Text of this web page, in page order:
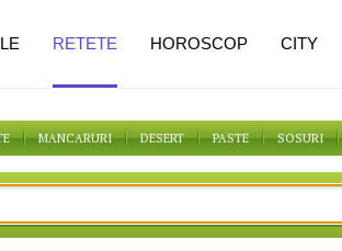
MANCARURI DESERT PASTE SOSURI
RETETE HOROSCOP CITY